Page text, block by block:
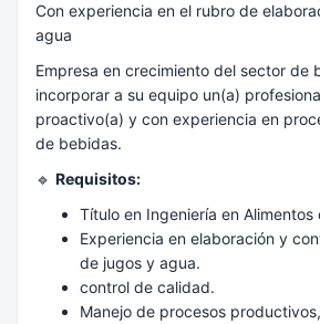
Con experiencia en el rubro de
agua
Empresa en crecimiento del sector de
incorporar a su equipo un(a)
proactivo(a) y con experiencia en
de bebidas.
🔹 Requisitos:
Título en Ingeniería en Alimentos
Experiencia en elaboración y
de jugos y agua.
control de calidad.
Manejo de procesos